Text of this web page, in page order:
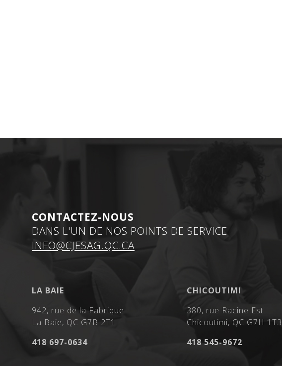
CONTACTEZ-NOUS
DANS L'UN DE NOS POINTS DE SERVICE
INFO@CJESAG.QC.CA
LA BAIE
942, rue de la Fabrique
La Baie, QC G7B 2T1
418 697-0634
CHICOUTIMI
380, rue Racine Est
Chicoutimi, QC G7H 1T3
418 545-9672